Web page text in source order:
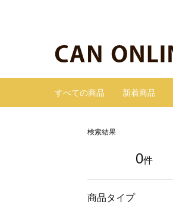
すべての商品 新着商品
検索結果
0件
商品タイプ